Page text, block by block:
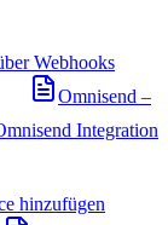
Webhooks
Omnisend –
Integration
hinzufügen